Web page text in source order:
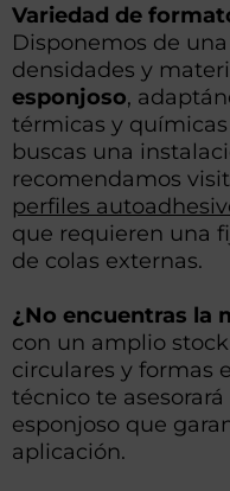
Variedad de
Disponemos de
densidades y
esponjoso,
térmicas y
buscas una
recomendamos
perfiles
que requieren una
de colas externas.
¿No encuentras la
con un amplio
circulares y formas
técnico te
esponjoso que
aplicación.